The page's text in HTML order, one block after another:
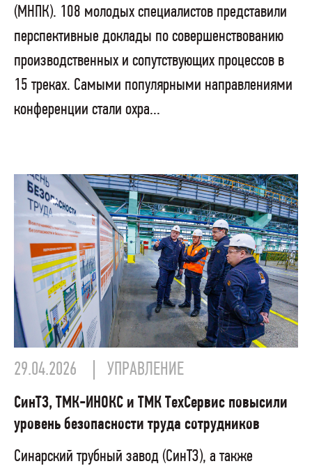
(МНПК). 108 молодых специалистов представили
перспективные доклады по совершенствованию
производственных и сопутствующих процессов в
15 треках. Самыми популярными направлениями
конференции стали охра...
29.04.2026 УПРАВЛЕНИЕ
СинТЗ, ТМК-ИНОКС и ТМК ТехСервис повысили
уровень безопасности труда сотрудников
Синарский трубный завод (СинТЗ), а также